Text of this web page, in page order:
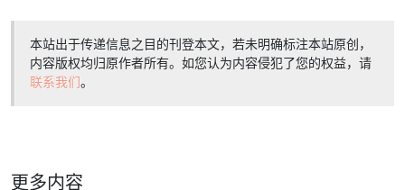
本站出于传递信息之目的刊登本文，若未明确标注本站原创，
内容版权均归原作者所有。如您认为内容侵犯了您的权益，请
联系我们。
更多内容